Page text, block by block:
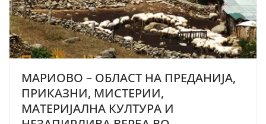
МАРИОВО – ОБЛАСТ НА ПРЕДАНИЈА,
ПРИКАЗНИ, МИСТЕРИИ,
МАТЕРИЈАЛНА КУЛТУРА И